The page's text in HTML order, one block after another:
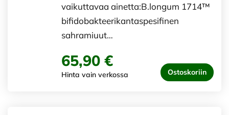
vaikuttavaa ainetta:B.longum 1714™
bifidobakteerikantaspesifinen
sahramiuut…
65,90 €
Hinta vain verkossa Ostoskoriin